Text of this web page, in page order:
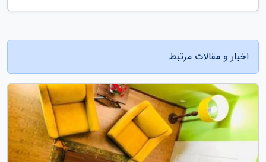
اخبار و مقالات مرتبط